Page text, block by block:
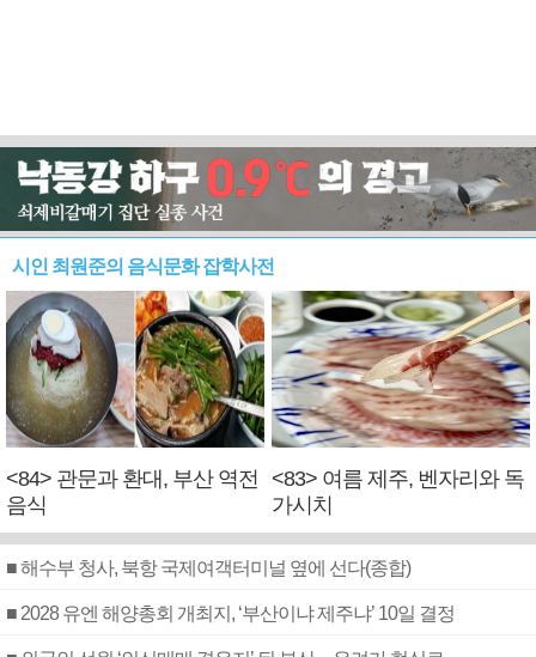
시인 최원준의 음식문화 잡학사전
<84> 관문과 환대, 부산 역전
음식
<83> 여름 제주, 벤자리와 독
가시치
■ 해수부 청사, 북항 국제여객터미널 옆에 선다(종합)
■ 2028 유엔 해양총회 개최지, ‘부산이냐 제주냐’ 10일 결정